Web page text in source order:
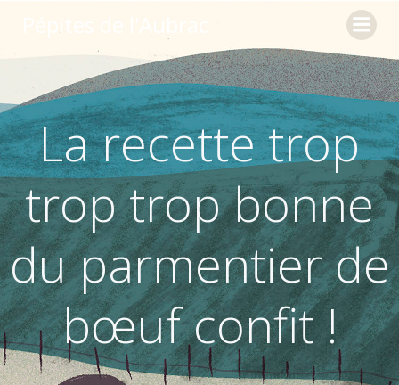
contenu
Pépites de l'Aubrac
La recette trop
trop trop bonne
du parmentier de
bœuf confit !